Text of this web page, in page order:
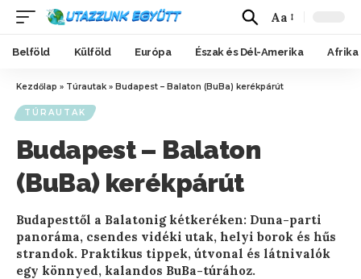
Aa
Belföld Külföld Európa Észak és Dél-Amerika Afrika
Kezdőlap » Túrautak » Budapest – Balaton (BuBa) kerékpárút
TÚRAUTAK
Budapest – Balaton
(BuBa) kerékpárút
Budapesttől a Balatonig kétkeréken: Duna-parti
panoráma, csendes vidéki utak, helyi borok és hűs
strandok. Praktikus tippek, útvonal és látnivalók
egy könnyed, kalandos BuBa-túrához.